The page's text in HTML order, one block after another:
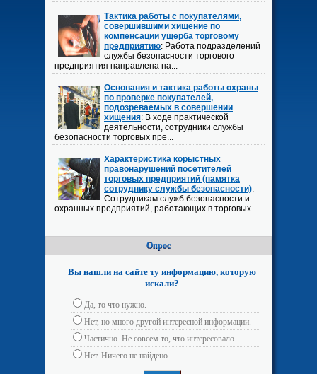
Тактика работы с покупателями,
совершившими хищение по
компенсации ущерба торговому
предприятию: Работа подразделений
службы безопасности торгового
предприятия направлена на...
Основания и тактика работы охраны
по проверке покупателей,
подозреваемых в совершении
хищения: В ходе практической
деятельности, сотрудники службы
безопасности торговых пре...
Характеристика корыстных
правонарушений посетителей
торговых предприятий (памятка
сотруднику службы безопасности):
Сотрудникам служб безопасности и
охранных предприятий, работающих в торговых ...
Опрос
Вы нашли на сайте ту информацию, которую
искали?
Да, то что нужно.
Нет, но много другой интересной информации.
Частично. Не совсем то, что интересовало.
Нет. Ничего не найдено.